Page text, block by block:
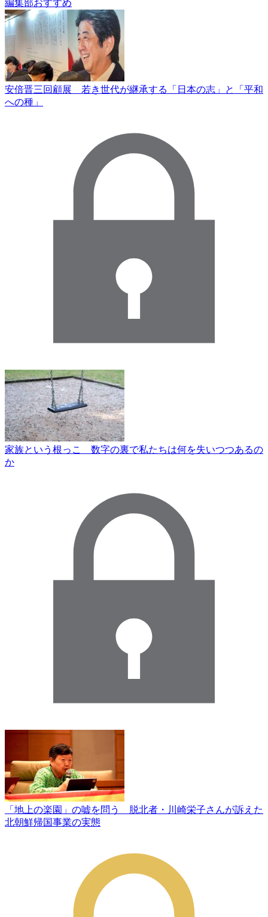
編集部おすすめ
安倍晋三回顧展 若き世代が継承する「日本の志」と「平和
への種」
家族という根っこ 数字の裏で私たちは何を失いつつあるの
か
「地上の楽園」の嘘を問う 脱北者・川崎栄子さんが訴えた
北朝鮮帰国事業の実態